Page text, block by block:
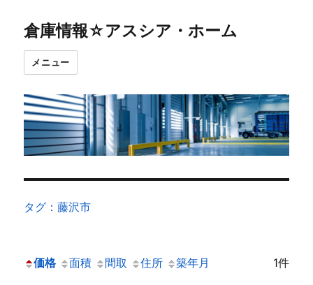
倉庫情報☆アスシア・ホーム
メニュー
タグ：藤沢市
価格 面積 間取 住所 築年月 1件